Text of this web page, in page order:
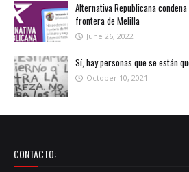
Alternativa Republicana
frontera de Melilla
June 26, 2022
Sí, hay personas que se están
October 10, 2021
CONTACTO: